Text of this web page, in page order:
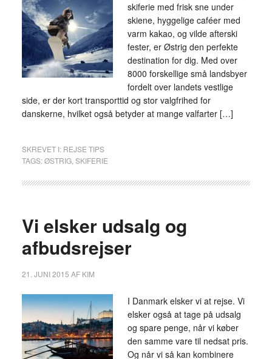
skiferie med frisk sne under
skiene, hyggelige caféer med
varm kakao, og vilde afterski
fester, er Østrig den perfekte
destination for dig. Med over
8000 forskellige små landsbyer
fordelt over landets vestlige
side, er der kort transporttid og stor valgfrihed for
danskerne, hvilket også betyder at mange valfarter […]
SKREVET I: REJSE TIPS
TAGS:ØSTRIG, SKIFERIE
Vi elsker udsalg og
afbudsrejser
21. JUNI 2015 AF KIM
I Danmark elsker vi at rejse. Vi
elsker også at tage på udsalg
og spare penge, når vi køber
den samme vare til nedsat pris.
Og når vi så kan kombinere